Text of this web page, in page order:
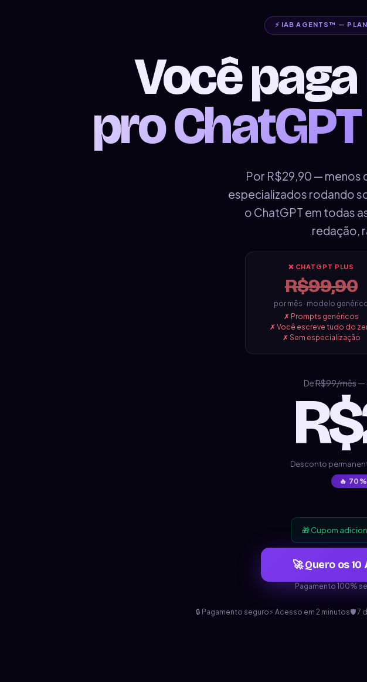
⚡ IAB AGENTS™ —
Você
pro
Por R$29,90 — menos
especializados rodando
o ChatGPT em todas
redação,
❌ CHATGPT PLUS
R$99,90
por mês · modelo
✗ Prompts genéricos
✗ Você escreve tudo do
✗ Sem especialização
DeR$99/mês—
Desconto
🔥
🎁 Cupom
🚀 Quero os
Pagamento 100%
🔒 Pagamento seguro⚡ Acesso em 2 minutos🛡️ 7